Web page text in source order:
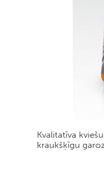
Kvalitatīva
kraukšķīgu